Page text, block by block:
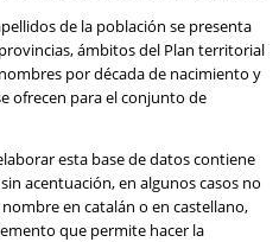
de la población se presenta
ámbitos del Plan territorial
por década de nacimiento y
ofrecen para el conjunto de
esta base de datos contiene
acentuación, en algunos casos no
en catalán o en castellano,
que permite hacer la